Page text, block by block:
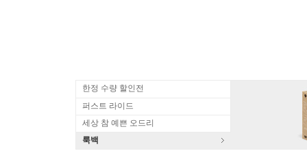
한정 수량 할인전
퍼스트 라이드
세상 참 예쁜 오드리
룩백